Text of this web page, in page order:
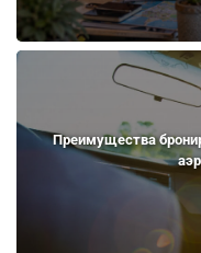
Преимущества